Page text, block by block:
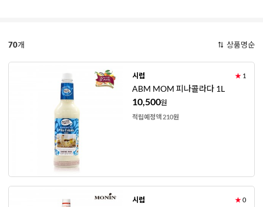
70개 상품명순
시럽 ★ 1
ABM MOM 피나콜라다 1L
10,500원
적립예정액 210원
시럽 ★0